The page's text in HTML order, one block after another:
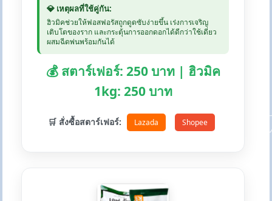
💎 เหตุผลที่ใช้คู่กัน:
ฮิวมิคช่วยให้ฟอสฟอรัสถูกดูดซับง่ายขึ้น เร่งการเจริญ
เติบโตของราก และกระตุ้นการออกดอกได้ดีกว่าใช้เดี่ยว
ผสมฉีดพ่นพร้อมกันได้
💰 สตาร์เฟอร์: 250 บาท | ฮิวมิค
1kg: 250 บาท
🛒 สั่งซื้อสตาร์เฟอร์: Lazada Shopee